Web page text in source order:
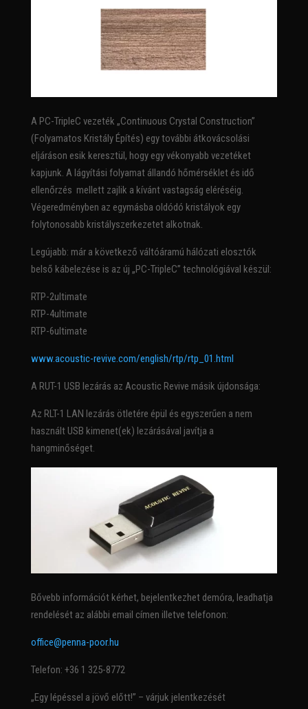
A PC-TripleC vezeték „Continuous Crystal Construction”
(Folyamatos Kristály Építés) egy további átkovácsolási
eljáráson esik keresztül, hogy egy vékonyabb vezetéket
kapjunk. A lágyítási folyamat állandó hőmérséklet és idő
ellenőrzés mellett zajlik a kívánt vastagság eléréséig.
Végeredményben az egymásba oldódó kristályok egy
folytonosabb kristályszerkezetet alkotnak.
Legújabb: már a következő váltóáramú hálózati elosztók
belső kábelezése is az új „PC-TripleC” technológiával készül:
RTP-2ultimate
RTP-4ultimate
RTP-6ultimate
www.acoustic-revive.com/english/rtp/rtp_01.html
A RUT-1 USB lezárás az Acoustic Revive másik újdonsága:
Az RLT-1 LAN lezárás ötletére épül és egyszerűen a nem
használt USB kimenet(ek) lezárásával javítja a
hangminőséget.
Bővebb információt kérhet, bejelentkezhet demóra, leadhatja
rendelését az alábbi email címen illetve telefonon:
office@penna-poor.hu
Telefon: +36 1 325-8772
„Egy lépéssel a jövő előtt!” – várjuk jelentkezését